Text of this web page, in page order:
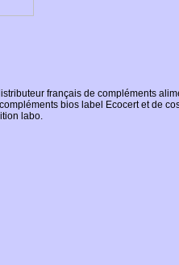
français de compléments
bios label Ecocert et de
labo.